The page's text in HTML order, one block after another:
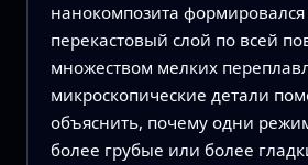
нанокомпозита
перекастовый слой по всей
множеством мелких
микроскопические детали
объяснить, почему одни
более грубые или более